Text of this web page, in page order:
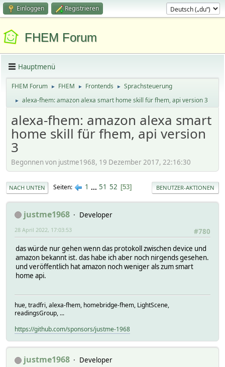
Einloggen Registrieren
FHEM Forum
Hauptmenü
FHEM Forum ► FHEM ► Frontends ► Sprachsteuerung
► alexa-fhem: amazon alexa smart home skill für fhem, api version 3
alexa-fhem: amazon alexa smart
home skill für fhem, api version
3
Begonnen von justme1968, 19 Dezember 2017, 22:16:30
NACH UNTEN Seiten 1 ... 51 52 53 BENUTZER-AKTIONEN
justme1968
Developer
#780
28 April 2022, 17:03:53
das würde nur gehen wenn das protokoll zwischen device und
amazon bekannt ist. das habe ich aber noch nirgends gesehen.
und veröffentlich hat amazon noch weniger als zum smart
home api.
hue, tradfri, alexa-fhem, homebridge-fhem, LightScene,
readingsGroup, ...
https://github.com/sponsors/justme-1968
justme1968
Developer